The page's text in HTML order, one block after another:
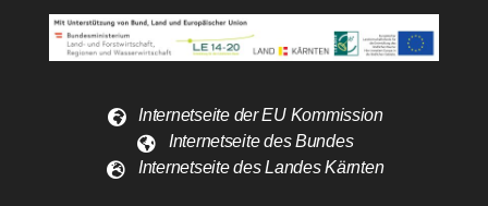
Internetseite der EU Kommission
Internetseite des Bundes
Internetseite des Landes Kärnten